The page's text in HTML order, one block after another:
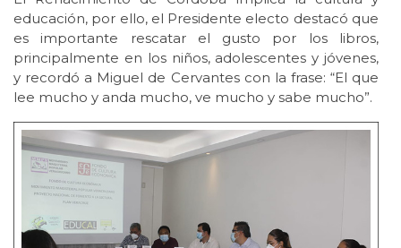
educación, por ello, el Presidente electo destacó que
es importante rescatar el gusto por los libros,
principalmente en los niños, adolescentes y jóvenes,
y recordó a Miguel de Cervantes con la frase: “El que
lee mucho y anda mucho, ve mucho y sabe mucho”.